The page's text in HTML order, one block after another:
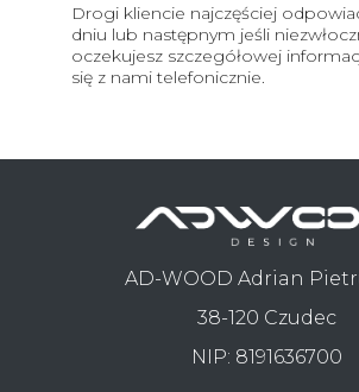
Drogi kliencie najczęściej
dniu lub następnym jeśli
oczekujesz szczegółowej
się z nami telefonicznie.
AD-WOOD Adrian
38-120 Czudec
NIP: 8191636700